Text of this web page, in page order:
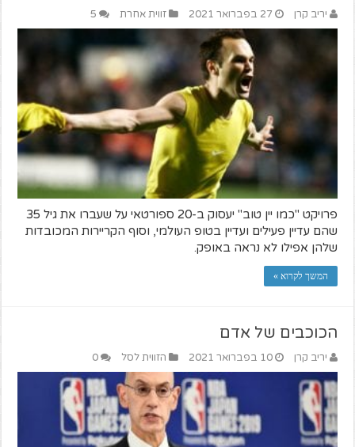
יריב קרן 27 בפברואר 2021 זווית אחרת 5
פרויקט "כמו יין טוב" יעסוק ב-20 ספורטאי על שעברו את גיל 35
שהם עדיין פעילים ועדיין בטופ העולמי, וסוף הקריירות המכובדות
שלהן אפילו לא נראה באופק.
המשך לקרוא »
הכוכבים של אדם
יריב קרן 10 בפברואר 2021 הזווית לסל 0